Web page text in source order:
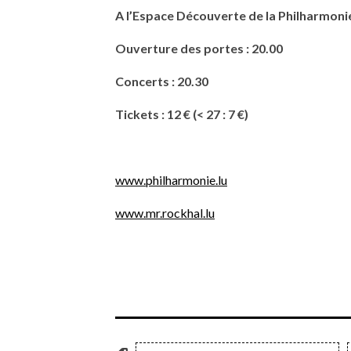
A l’Espace Découverte de la
Ouverture des portes : 20.00
Concerts : 20.30
Tickets : 12 € (< 27 : 7 €)
www.philharmonie.lu
www.mr.rockhal.lu